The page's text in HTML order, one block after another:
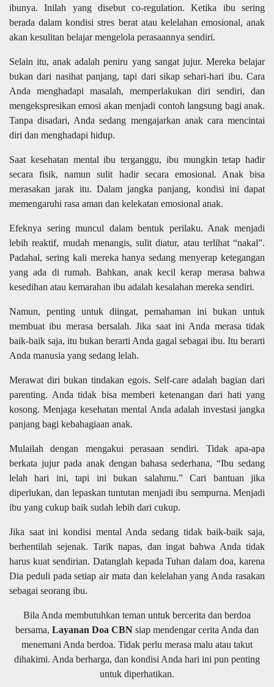
ibunya. Inilah yang disebut co-regulation. Ketika ibu sering
berada dalam kondisi stres berat atau kelelahan emosional, anak
akan kesulitan belajar mengelola perasaannya sendiri.
Selain itu, anak adalah peniru yang sangat jujur. Mereka belajar
bukan dari nasihat panjang, tapi dari sikap sehari-hari ibu. Cara
Anda menghadapi masalah, memperlakukan diri sendiri, dan
mengekspresikan emosi akan menjadi contoh langsung bagi anak.
Tanpa disadari, Anda sedang mengajarkan anak cara mencintai
diri dan menghadapi hidup.
Saat kesehatan mental ibu terganggu, ibu mungkin tetap hadir
secara fisik, namun sulit hadir secara emosional. Anak bisa
merasakan jarak itu. Dalam jangka panjang, kondisi ini dapat
memengaruhi rasa aman dan kelekatan emosional anak.
Efeknya sering muncul dalam bentuk perilaku. Anak menjadi
lebih reaktif, mudah menangis, sulit diatur, atau terlihat “nakal”.
Padahal, sering kali mereka hanya sedang menyerap ketegangan
yang ada di rumah. Bahkan, anak kecil kerap merasa bahwa
kesedihan atau kemarahan ibu adalah kesalahan mereka sendiri.
Namun, penting untuk diingat, pemahaman ini bukan untuk
membuat ibu merasa bersalah. Jika saat ini Anda merasa tidak
baik-baik saja, itu bukan berarti Anda gagal sebagai ibu. Itu berarti
Anda manusia yang sedang lelah.
Merawat diri bukan tindakan egois. Self-care adalah bagian dari
parenting. Anda tidak bisa memberi ketenangan dari hati yang
kosong. Menjaga kesehatan mental Anda adalah investasi jangka
panjang bagi kebahagiaan anak.
Mulailah dengan mengakui perasaan sendiri. Tidak apa-apa
berkata jujur pada anak dengan bahasa sederhana, “Ibu sedang
lelah hari ini, tapi ini bukan salahmu.” Cari bantuan jika
diperlukan, dan lepaskan tuntutan menjadi ibu sempurna. Menjadi
ibu yang cukup baik sudah lebih dari cukup.
Jika saat ini kondisi mental Anda sedang tidak baik-baik saja,
berhentilah sejenak. Tarik napas, dan ingat bahwa Anda tidak
harus kuat sendirian. Datanglah kepada Tuhan dalam doa, karena
Dia peduli pada setiap air mata dan kelelahan yang Anda rasakan
sebagai seorang ibu.
Bila Anda membutuhkan teman untuk bercerita dan berdoa
bersama, Layanan Doa CBN siap mendengar cerita Anda dan
menemani Anda berdoa. Tidak perlu merasa malu atau takut
dihakimi. Anda berharga, dan kondisi Anda hari ini pun penting
untuk diperhatikan.